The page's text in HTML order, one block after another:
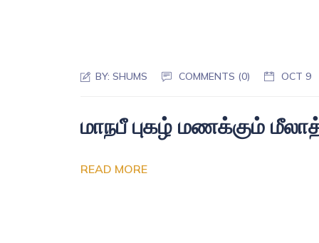
BY:SHUMS COMMENTS (0) OCT 9
மாநபீ புகழ் மணக்கும்
READ MORE